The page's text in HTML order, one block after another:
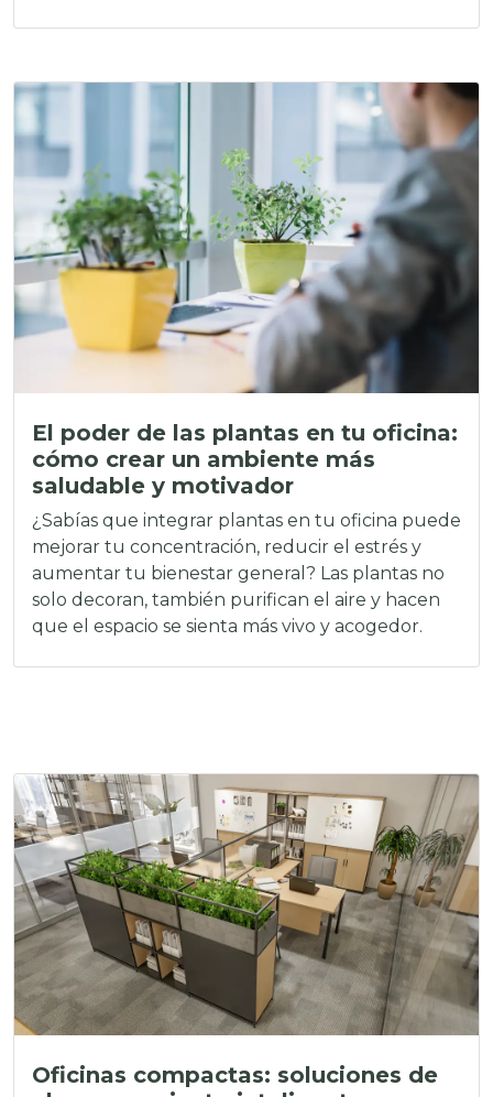
El poder de las plantas en tu oficina:
cómo crear un ambiente más
saludable y motivador
¿Sabías que integrar plantas en tu oficina puede
mejorar tu concentración, reducir el estrés y
aumentar tu bienestar general? Las plantas no
solo decoran, también purifican el aire y hacen
que el espacio se sienta más vivo y acogedor.
Oficinas compactas: soluciones de